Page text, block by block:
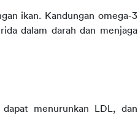
ikan. Kandungan omega-3
dalam darah dan menjaga
menurunkan LDL, dan